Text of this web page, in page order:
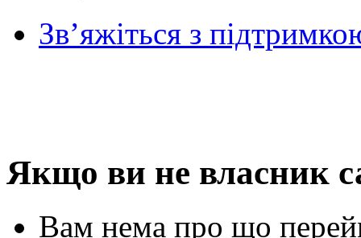
Зв’яжіться з
Якщо ви не власник
Вам нема про що